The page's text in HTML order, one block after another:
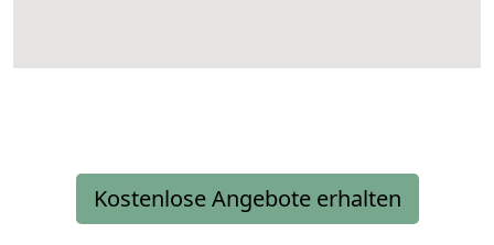
Kostenlose Angebote erhalten